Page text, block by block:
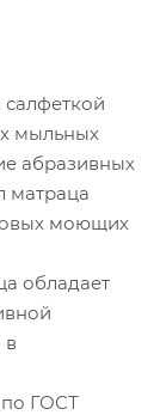
салфеткой
мыльных
абразивных
матраца
моющих
обладает
в
по ГОСТ